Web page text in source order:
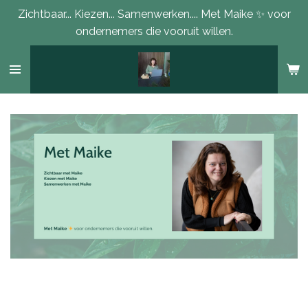
Ga
de
Zichtbaar... Kiezen... Samenwerken.... Met Maike ✨ voor
ondernemers die vooruit willen.